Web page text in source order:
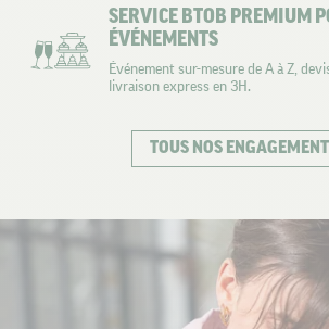
TOUS NOS
SERVICE BTOB PREMIUM
ÉVÉNEMENTS
Événement sur-mesure de A à Z,
livraison express en 3H.